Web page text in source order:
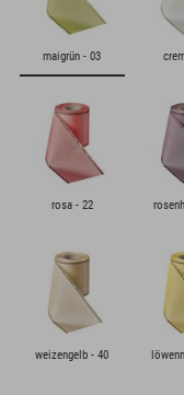
maigrün - 03
rosa - 22
weizengelb - 40